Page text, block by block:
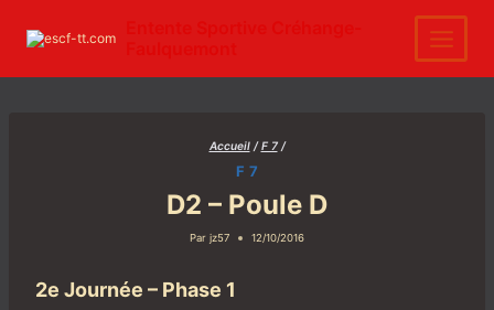
contenu
Accueil / F 7 /
F 7
D2 – Poule D
Par jz57 12/10/2016
2e Journée – Phase 1